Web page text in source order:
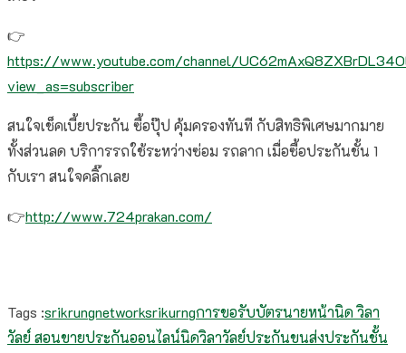
👉
https://www.youtube.com/channel/
view_as=subscriber
สนใจเช็คเบี้ยประกัน ซื้อปุ๊ป คุ้มครองทันที กับสิทธิพิเศษมากมาย
ทั้งส่วนลด บริการรถใช้ระหว่างซ่อม รถลาก เมื่อซื้อประกันชั้น 1
กับเรา สนใจคลิ๊กเลย
👉http://www.724prakan.com/
Tags :srikrungnetworksrikurngการขอรับบัตรนายหน้านิด วิลา
วัลย์ สอนขายประกันออนไลน์นิดวิลาวัลย์ประกันขนส่งประกันชั้น